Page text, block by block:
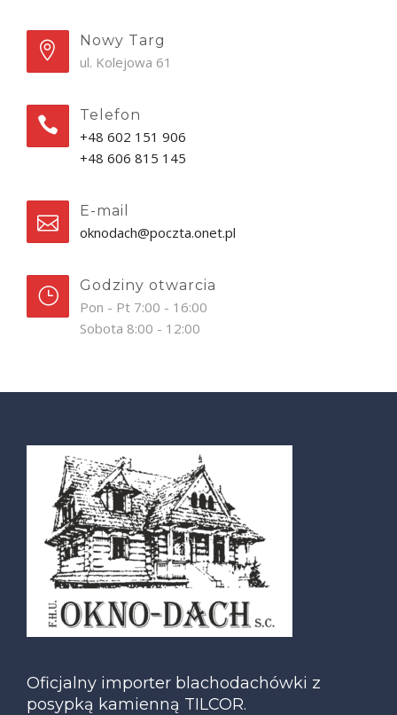
Nowy Targ
ul. Kolejowa 61
Telefon
+48 602 151 906
+48 606 815 145
E-mail
oknodach@poczta.onet.pl
Godziny otwarcia
Pon - Pt 7:00 - 16:00
Sobota 8:00 - 12:00
Oficjalny importer blachodachówki z
posypką kamienną TILCOR.